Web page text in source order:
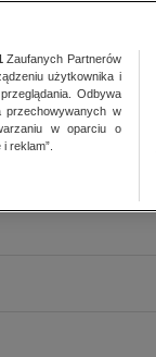
Zaufanych Partnerów
użytkownika i
Odbywa
przechowywanych w
w oparciu o
reklam”.